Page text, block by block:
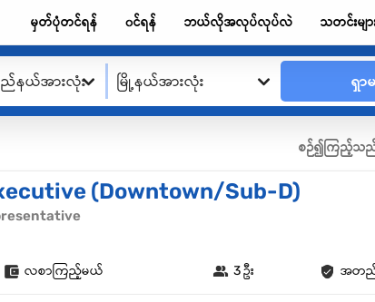
မှတ်ပုံတင်ရန် ၀င်ရန် ဘယ်လိုအလုပ်လုပ်လဲ သတင်းမျာ
ည်နယ်အားလုံး မြို့နယ်အားလုံး ရှာ
စဉ်၍ကြည့်သ
(Downtown/Sub-D)
လစာကြည့်မယ် 3 ဦး အတည်